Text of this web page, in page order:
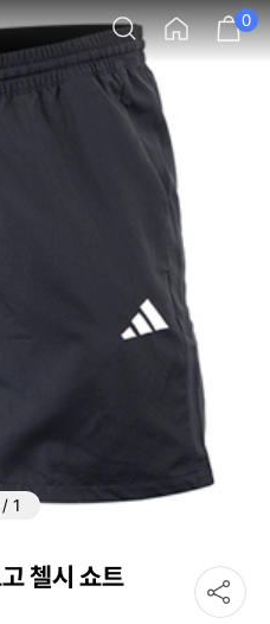
0
/ 1
첼시 쇼트